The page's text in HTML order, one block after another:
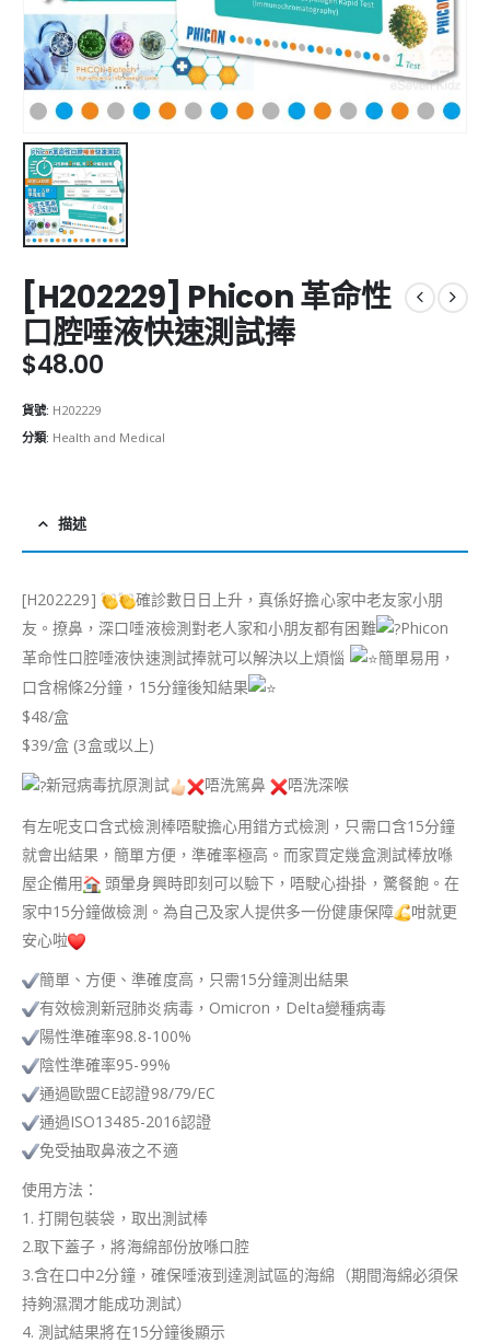
[H202229] Phicon 革命性
口腔唾液快速測試捧
$48.00
貨號: H202229
分類: Health and Medical
描述
[H202229]
確診數日日上升，真係好擔心家中老友家小朋
友。撩鼻，深口唾液檢測對老人家和小朋友都有困難
Phicon
革命性口腔唾液快速測試捧就可以解決以上煩惱
簡單易用，
口含棉條2分鐘，15分鐘後知結果
$48/盒
$39/盒 (3盒或以上)
新冠病毒抗原測試
唔洗篤鼻
唔洗深喉
有左呢支口含式檢測棒唔駛擔心用錯方式檢測，只需口含15分鐘
就會出結果，簡單方便，準確率極高。而家買定幾盒測試棒放喺
屋企備用
頭暈身興時即刻可以驗下，唔駛心掛掛，驚餐飽。在
家中15分鐘做檢測。為自己及家人提供多一份健康保障
咁就更
安心啦
簡單、方便、準確度高，只需15分鐘測出結果
有效檢測新冠肺炎病毒，Omicron，Delta變種病毒
陽性準確率98.8-100%​
陰性準確率95-99%
通過歐盟CE認證98/79/EC
通過ISO13485-2016認證
免受抽取鼻液之不適
使用方法：
1. 打開包裝袋，取出測試棒
2.取下蓋子，將海綿部份放喺口腔
3.含在口中2分鐘，確保唾液到達測試區的海綿（期間海綿必須保
持夠濕潤才能成功測試）
4. 測試結果將在15分鐘後顯示